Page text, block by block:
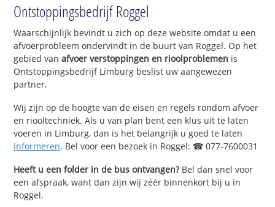
Ontstoppingsbedrijf Roggel
Waarschijnlijk bevindt u zich op deze website omdat u een
afvoerprobleem ondervindt in de buurt van Roggel. Op het
gebied vanafvoer verstoppingen en rioolproblemen is
Ontstoppingsbedrijf Limburg beslist uw aangewezen
partner.
Wij zijn op de hoogte van de eisen en regels rondom afvoer
en riooltechniek. Als u van plan bent een klus uit te laten
voeren in Limburg, dan is het belangrijk u goed te laten
informeren. Bel voor een bezoek in Roggel: ☎ 077-7600031
Heeft u een folder in de bus ontvangen?Bel dan snel voor
een afspraak, want dan zijn wij zéér binnenkort bij u in
Roggel.